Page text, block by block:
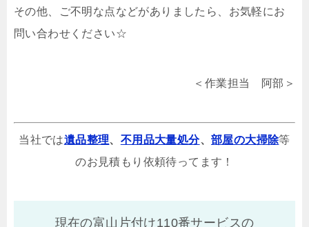
その他、ご不明な点などがありましたら、お気軽にお
問い合わせください☆
＜作業担当 阿部＞
当社では遺品整理、 不用品大量処分、部屋の大掃除等
のお見積もり依頼待ってます！
現在の富山片付け110番サービスの